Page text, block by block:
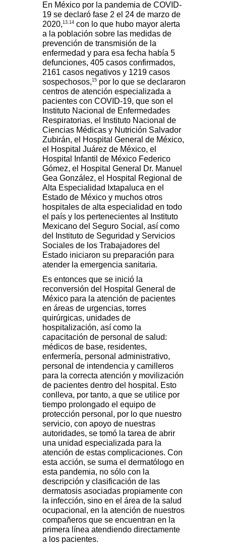
En México por la pandemia de COVID-
19 se declaró fase 2 el 24 de marzo de
2020,13,14 con lo que hubo mayor alerta
a la población sobre las medidas de
prevención de transmisión de la
enfermedad y para esa fecha había 5
defunciones, 405 casos confirmados,
2161 casos negativos y 1219 casos
sospechosos,15 por lo que se declararon
centros de atención especializada a
pacientes con COVID-19, que son el
Instituto Nacional de Enfermedades
Respiratorias, el Instituto Nacional de
Ciencias Médicas y Nutrición Salvador
Zubirán, el Hospital General de México,
el Hospital Juárez de México, el
Hospital Infantil de México Federico
Gómez, el Hospital General Dr. Manuel
Gea González, el Hospital Regional de
Alta Especialidad Ixtapaluca en el
Estado de México y muchos otros
hospitales de alta especialidad en todo
el país y los pertenecientes al Instituto
Mexicano del Seguro Social, así como
del Instituto de Seguridad y Servicios
Sociales de los Trabajadores del
Estado iniciaron su preparación para
atender la emergencia sanitaria.
Es entonces que se inició la
reconversión del Hospital General de
México para la atención de pacientes
en áreas de urgencias, torres
quirúrgicas, unidades de
hospitalización, así como la
capacitación de personal de salud:
médicos de base, residentes,
enfermería, personal administrativo,
personal de intendencia y camilleros
para la correcta atención y movilización
de pacientes dentro del hospital. Esto
conlleva, por tanto, a que se utilice por
tiempo prolongado el equipo de
protección personal, por lo que nuestro
servicio, con apoyo de nuestras
autoridades, se tomó la tarea de abrir
una unidad especializada para la
atención de estas complicaciones. Con
esta acción, se suma el dermatólogo en
esta pandemia, no sólo con la
descripción y clasificación de las
dermatosis asociadas propiamente con
la infección, sino en el área de la salud
ocupacional, en la atención de nuestros
compañeros que se encuentran en la
primera línea atendiendo directamente
a los pacientes.